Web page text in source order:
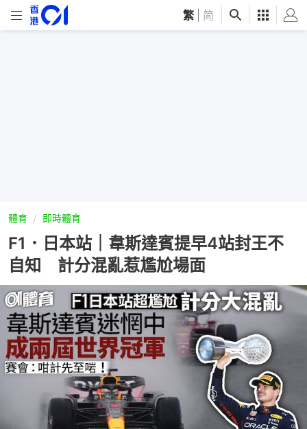
繁 简
體育 即時體育
F1．日本站｜韋斯達賓提早4站封王不
自知 計分混亂惹尷尬場面